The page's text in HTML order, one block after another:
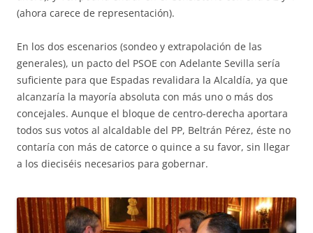
(ahora carece de representación).
En los dos escenarios (sondeo y extrapolación de las
generales), un pacto del PSOE con Adelante Sevilla sería
suficiente para que Espadas revalidara la Alcaldía, ya que
alcanzaría la mayoría absoluta con más uno o más dos
concejales. Aunque el bloque de centro-derecha aportara
todos sus votos al alcaldable del PP, Beltrán Pérez, éste no
contaría con más de catorce o quince a su favor, sin llegar
a los dieciséis necesarios para gobernar.